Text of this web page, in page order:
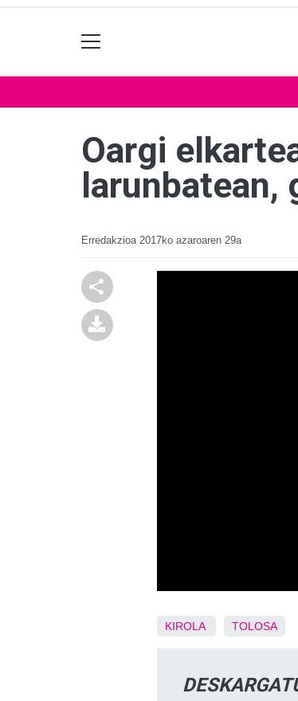
Oargi
larunbatean,
Erredakzioa 2017ko azaroaren 29a
KIROLA TOLOSA